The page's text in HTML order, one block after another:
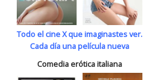
Todo el cine X que imaginastes ver.
Cada día una película nueva
Comedia erótica italiana